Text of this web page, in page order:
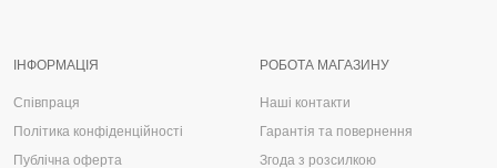
РОБОТА МАГАЗИНУ
Наші контакти
Гарантія та повернення
Згода з розсилкою
ІНФОРМАЦІЯ
Співпраця
Політика конфіденційності
Публічна оферта